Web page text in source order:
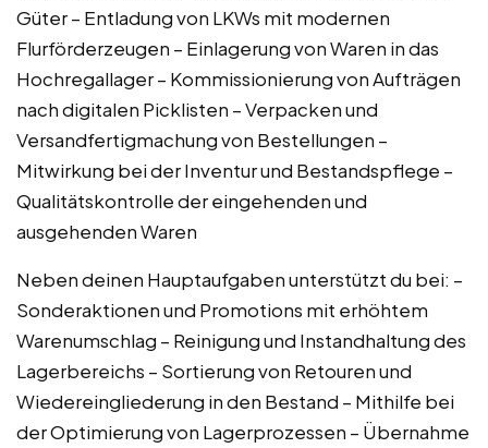
Güter – Entladung von LKWs mit modernen
Flurförderzeugen – Einlagerung von Waren in das
Hochregallager – Kommissionierung von Aufträgen
nach digitalen Picklisten – Verpacken und
Versandfertigmachung von Bestellungen –
Mitwirkung bei der Inventur und Bestandspflege –
Qualitätskontrolle der eingehenden und
ausgehenden Waren
Neben deinen Hauptaufgaben unterstützt du bei: –
Sonderaktionen und Promotions mit erhöhtem
Warenumschlag – Reinigung und Instandhaltung des
Lagerbereichs – Sortierung von Retouren und
Wiedereingliederung in den Bestand – Mithilfe bei
der Optimierung von Lagerprozessen – Übernahme